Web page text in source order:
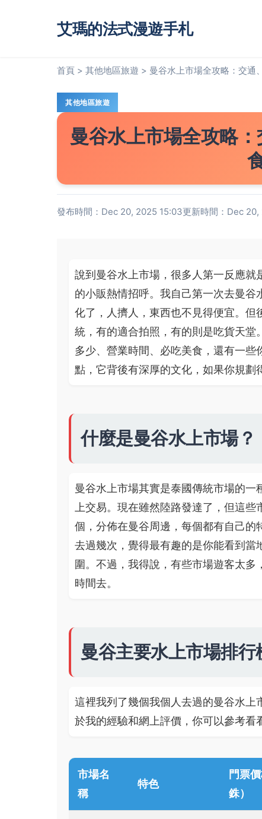
艾瑪的法式漫遊手札
首頁 > 其他地區旅遊 > 曼谷水上市場全攻略：交通
其他地區旅遊
曼谷水上市場全攻略
發布時間：Dec 20, 2025 15:03更新時間：Dec
說到曼谷水上市場，很多人第一反應
的小販熱情招呼。我自己第一次去曼
化了，人擠人，東西也不見得便宜。
統，有的適合拍照，有的則是吃貨天
多少、營業時間、必吃美食，還有一
點，它背後有深厚的文化，如果你規劃
什麼是曼谷水上市場？
曼谷水上市場其實是泰國傳統市場的
上交易。現在雖然陸路發達了，但這
個，分佈在曼谷周邊，每個都有自己
去過幾次，覺得最有趣的是你能看到
圍。不過，我得說，有些市場遊客太
時間去。
曼谷主要水上市場排行
這裡我列了幾個我個人去過的曼谷水
於我的經驗和網上評價，你可以參考看
市場名
稱
特色
門票
銖）